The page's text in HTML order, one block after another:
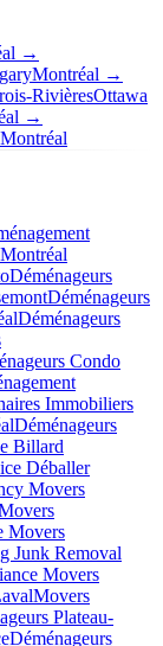
→
Montréal →
RivièresOttawa
→
Déménageurs
Déménageurs
Déménageurs
Condo
Immobiliers
Déménageurs
Billard
Déballer
Movers
Movers
Junk Removal
Movers
Movers
Plateau-
Déménageurs